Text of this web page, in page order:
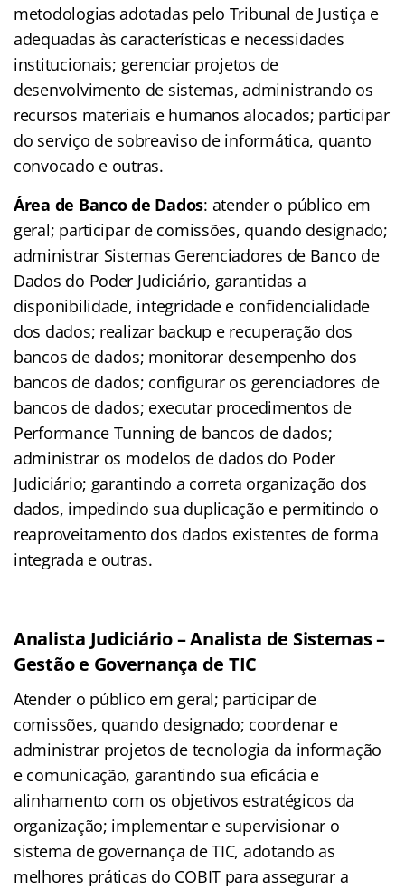
metodologias adotadas pelo Tribunal de Justiça e
adequadas às características e necessidades
institucionais; gerenciar projetos de
desenvolvimento de sistemas, administrando os
recursos materiais e humanos alocados; participar
do serviço de sobreaviso de informática, quanto
convocado e outras.
Área de Banco de Dados: atender o público em
geral; participar de comissões, quando designado;
administrar Sistemas Gerenciadores de Banco de
Dados do Poder Judiciário, garantidas a
disponibilidade, integridade e confidencialidade
dos dados; realizar backup e recuperação dos
bancos de dados; monitorar desempenho dos
bancos de dados; configurar os gerenciadores de
bancos de dados; executar procedimentos de
Performance Tunning de bancos de dados;
administrar os modelos de dados do Poder
Judiciário; garantindo a correta organização dos
dados, impedindo sua duplicação e permitindo o
reaproveitamento dos dados existentes de forma
integrada e outras.
Analista Judiciário – Analista de Sistemas –
Gestão e Governança de TIC
Atender o público em geral; participar de
comissões, quando designado; coordenar e
administrar projetos de tecnologia da informação
e comunicação, garantindo sua eficácia e
alinhamento com os objetivos estratégicos da
organização; implementar e supervisionar o
sistema de governança de TIC, adotando as
melhores práticas do COBIT para assegurar a